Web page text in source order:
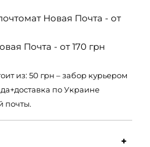
Новая Почта - от
Почта - от 170 грн
из: 50 грн – забор курьером
по Украине
почты.